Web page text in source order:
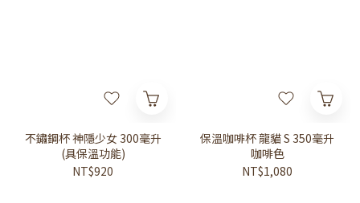
不鏽鋼杯 神隱少女 300毫升
(具保溫功能)
NT$920
保溫咖啡杯 龍貓 S 350毫升
咖啡色
NT$1,080